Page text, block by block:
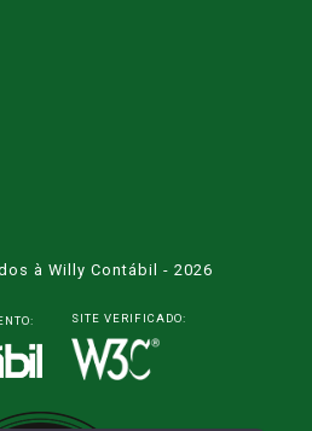
à Willy Contábil - 2026
SITE VERIFICADO: